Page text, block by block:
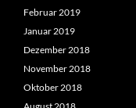
Februar 2019
Januar 2019
Dezember 2018
November 2018
Oktober 2018